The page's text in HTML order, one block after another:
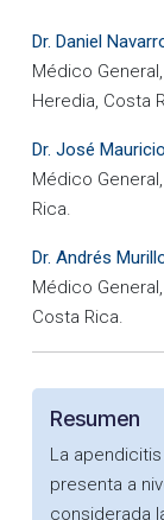
Dr. Daniel
Médico
Heredia, Costa
Dr. José
Médico
Rica.
Dr. Andrés
Médico
Costa Rica.
Resumen
La
presenta a
considerada